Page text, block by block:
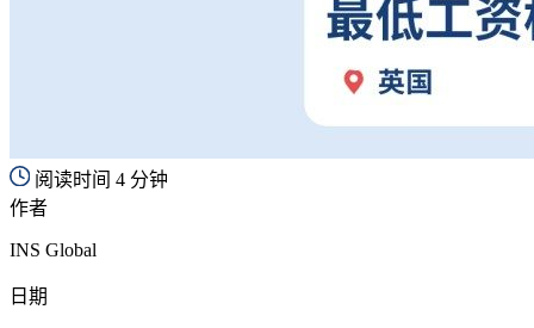
阅读时间 4 分钟
作者
INS Global
日期